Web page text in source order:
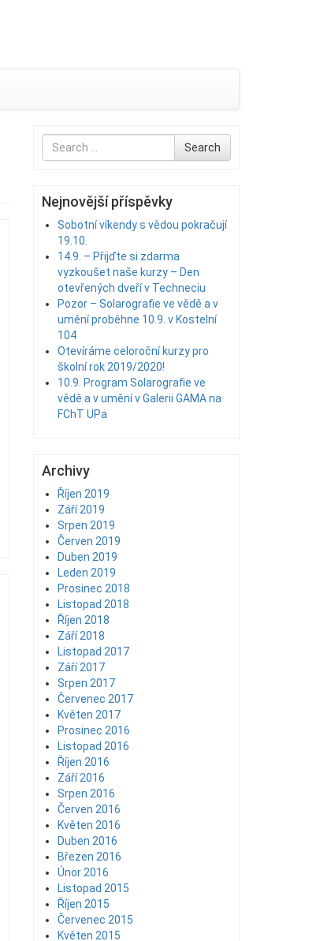
Search
for
Search
Nejnovější příspěvky
Sobotní víkendy s vědou pokračují
19.10.
14.9. – Přijďte si zdarma
vyzkoušet naše kurzy – Den
otevřených dveří v Techneciu
Pozor – Solarografie ve vědě a v
umění proběhne 10.9. v Kostelní
104
Otevíráme celoroční kurzy pro
školní rok 2019/2020!
10.9. Program Solarografie ve
vědě a v umění v Galerii GAMA na
FChT UPa
Archivy
Říjen 2019
Září 2019
Srpen 2019
Červen 2019
Duben 2019
Leden 2019
Prosinec 2018
Listopad 2018
Říjen 2018
Září 2018
Listopad 2017
Září 2017
Srpen 2017
Červenec 2017
Květen 2017
Prosinec 2016
Listopad 2016
Říjen 2016
Září 2016
Srpen 2016
Červen 2016
Květen 2016
Duben 2016
Březen 2016
Únor 2016
Listopad 2015
Říjen 2015
Červenec 2015
Květen 2015